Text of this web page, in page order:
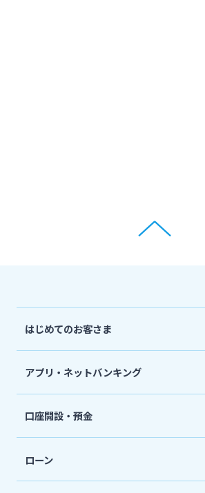
はじめてのお客さま
アプリ・ネットバンキング
個人向けネットバンキングサ
ねっと」
口座開設・預金
普通預金など
ローン